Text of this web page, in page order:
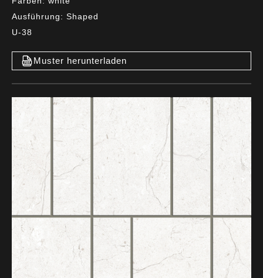
Ausführung: Shaped
U-38
Muster herunterladen